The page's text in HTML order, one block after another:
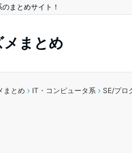
まとめサイト！
メまとめ
まとめ IT・コンピュータ系 SE/プロ